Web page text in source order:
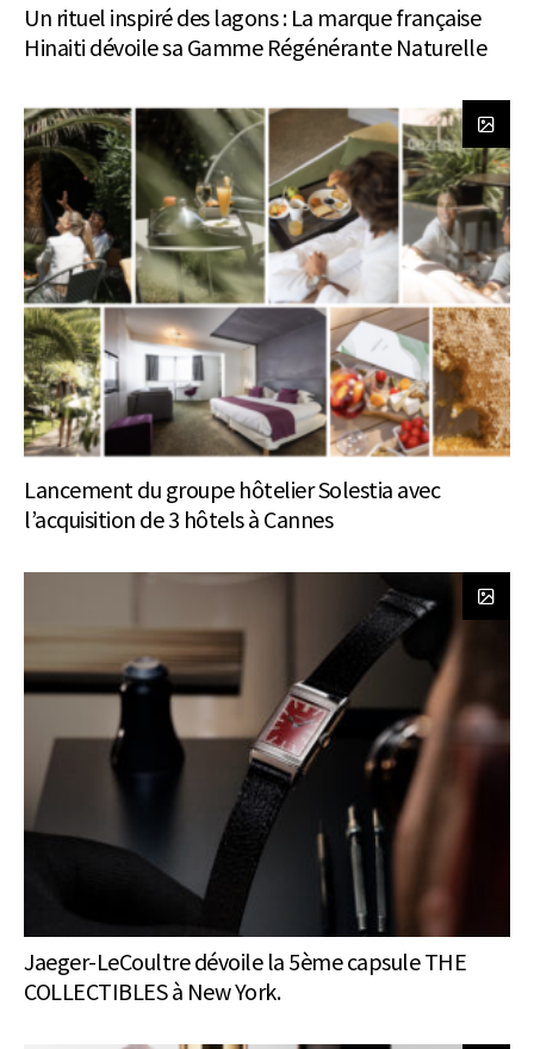
Un rituel inspiré des lagons : La marque française
Hinaiti dévoile sa Gamme Régénérante Naturelle
Lancement du groupe hôtelier Solestia avec
l’acquisition de 3 hôtels à Cannes
Jaeger-LeCoultre dévoile la 5ème capsule THE
COLLECTIBLES à New York.